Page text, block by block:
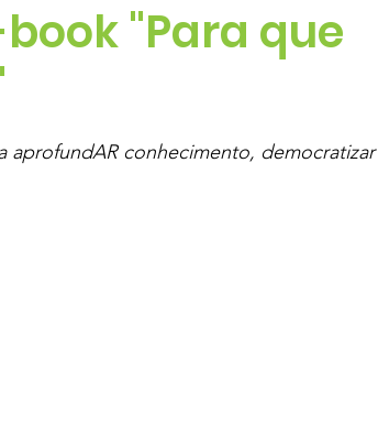
"Para que
aprofundAR conhecimento, democratizar